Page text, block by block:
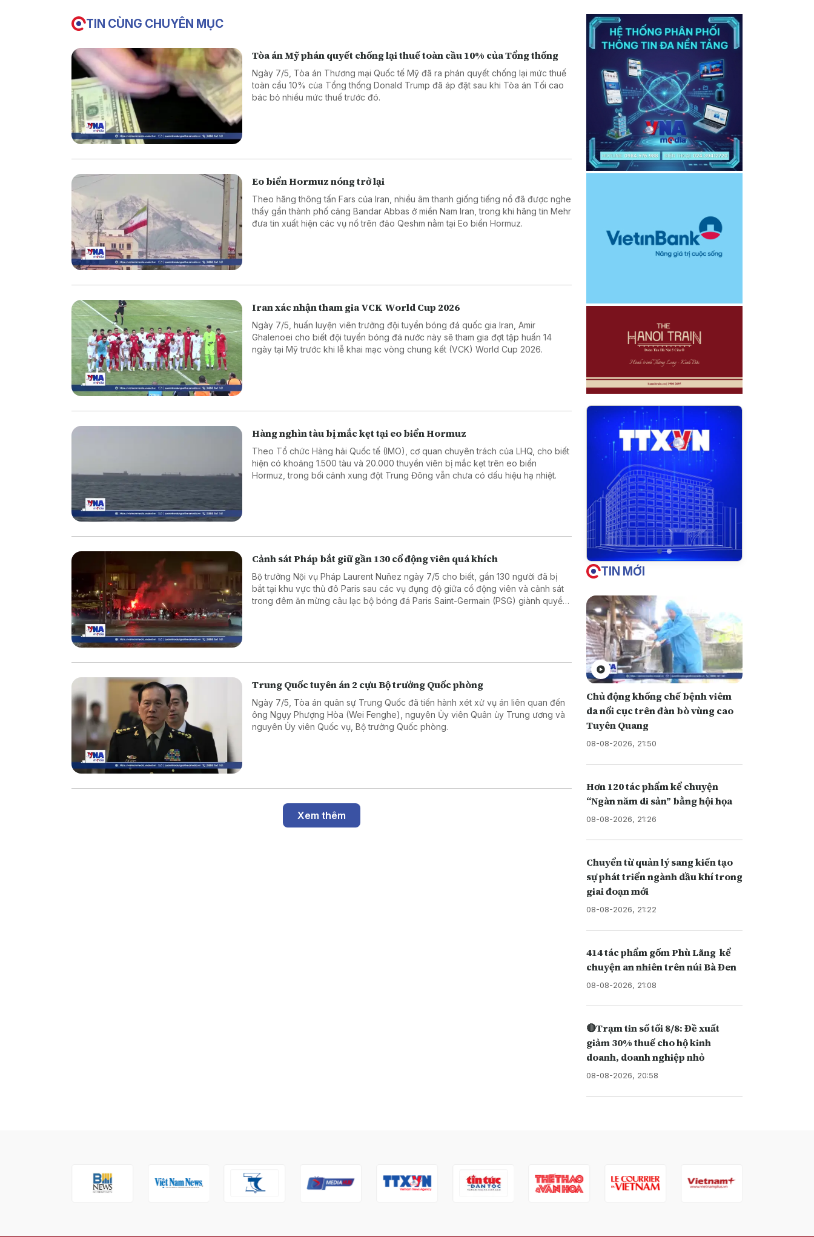
TIN CÙNG CHUYÊN MỤC
Tòa án Mỹ phán quyết chống lại thuế toàn cầu 10% của Tổng thống
Ngày 7/5, Tòa án Thương mại Quốc tế Mỹ đã ra phán quyết chống lại mức thuế
toàn cầu 10% của Tổng thống Donald Trump đã áp đặt sau khi Tòa án Tối cao
bác bỏ nhiều mức thuế trước đó.
Eo biển Hormuz nóng trở lại
Theo hãng thông tấn Fars của Iran, nhiều âm thanh giống tiếng nổ đã được nghe
thấy gần thành phố cảng Bandar Abbas ở miền Nam Iran, trong khi hãng tin Mehr
đưa tin xuất hiện các vụ nổ trên đảo Qeshm nằm tại Eo biển Hormuz.
Iran xác nhận tham gia VCK World Cup 2026
Ngày 7/5, huấn luyện viên trưởng đội tuyển bóng đá quốc gia Iran, Amir
Ghalenoei cho biết đội tuyển bóng đá nước này sẽ tham gia đợt tập huấn 14
ngày tại Mỹ trước khi lễ khai mạc vòng chung kết (VCK) World Cup 2026.
Hàng nghìn tàu bị mắc kẹt tại eo biển Hormuz
Theo Tổ chức Hàng hải Quốc tế (IMO), cơ quan chuyên trách của LHQ, cho biết
hiện có khoảng 1.500 tàu và 20.000 thuyền viên bị mắc kẹt trên eo biển
Hormuz, trong bối cảnh xung đột Trung Đông vẫn chưa có dấu hiệu hạ nhiệt.
Cảnh sát Pháp bắt giữ gần 130 cổ động viên quá khích
Bộ trưởng Nội vụ Pháp Laurent Nuñez ngày 7/5 cho biết, gần 130 người đã bị
bắt tại khu vực thủ đô Paris sau các vụ đụng độ giữa cổ động viên và cảnh sát
trong đêm ăn mừng câu lạc bộ bóng đá Paris Saint-Germain (PSG) giành quyền
Trung Quốc tuyên án 2 cựu Bộ trưởng Quốc phòng
Ngày 7/5, Tòa án quân sự Trung Quốc đã tiến hành xét xử vụ án liên quan đến
ông Ngụy Phượng Hòa (Wei Fenghe), nguyên Ủy viên Quân ủy Trung ương và
nguyên Ủy viên Quốc vụ, Bộ trưởng Quốc phòng.
Xem thêm
TIN MỚI
Chủ động khống chế bệnh viêm
da nổi cục trên đàn bò vùng cao
Tuyên Quang
08-08-2026, 21:50
Hơn 120 tác phẩm kể chuyện
“Ngàn năm di sản” bằng hội họa
08-08-2026, 21:26
Chuyển từ quản lý sang kiến tạo
sự phát triển ngành dầu khí trong
giai đoạn mới
08-08-2026, 21:22
414 tác phẩm gốm Phù Lãng kể
chuyện an nhiên trên núi Bà Đen
08-08-2026, 21:08
🔴Trạm tin số tối 8/8: Đề xuất
giảm 30% thuế cho hộ kinh
doanh, doanh nghiệp nhỏ
08-08-2026, 20:58